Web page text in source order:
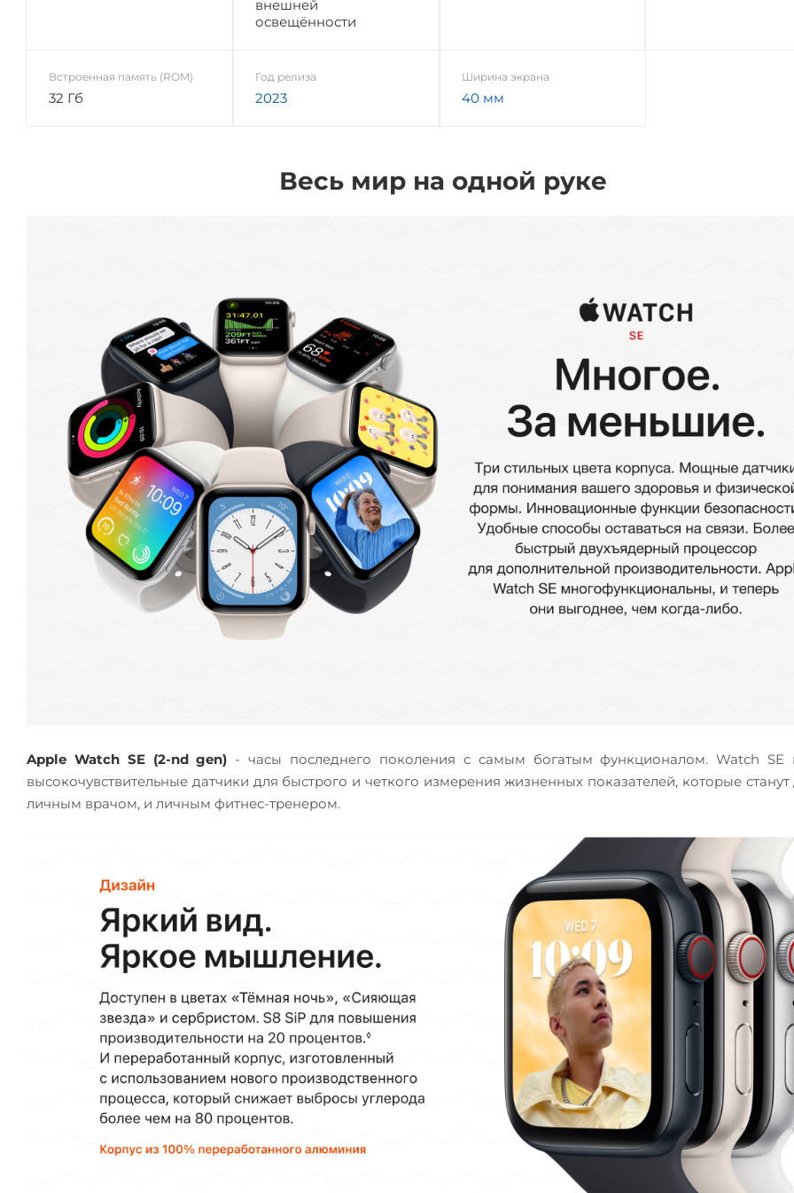
Весь мир на одной руке
Apple Watch SE (2-nd gen) - часы последнего поколения с самым богатым функционалом. Watch SE
высокочувствительные датчики для быстрого и четкого измерения жизненных показателей, которые станут
личным врачом, и личным фитнес-тренером.
внешней
освещённости
Встроенная память (ROM)
32 Гб
Год релиза
2023
Ширина экрана
40 мм